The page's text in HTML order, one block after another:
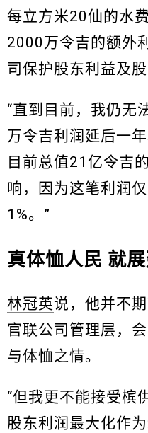
每立方米20仙的水
2000万令吉的额外
司保护股东利益及
“直到目前，我仍无
万令吉利润延后一
目前总值21亿令吉
响，因为这笔利润
1%。”
真体恤人民 就
林冠英说，他并不
官联公司管理层，
与体恤之情。
“但我更不能接受槟
股东利润最大化作